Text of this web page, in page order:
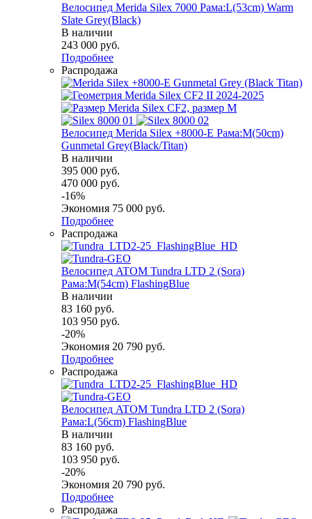
Велосипед Merida Silex 7000 Рама:L(53cm) Warm
Slate Grey(Black)
В наличии
243 000 руб.
Подробнее
Распродажа
Велосипед Merida Silex +8000-E Рама:M(50cm)
Gunmetal Grey(Black/Titan)
В наличии
395 000 руб.
470 000 руб.
-16%
Экономия 75 000 руб.
Подробнее
Распродажа
Велосипед ATOM Tundra LTD 2 (Sora)
Рама:M(54cm) FlashingBlue
В наличии
83 160 руб.
103 950 руб.
-20%
Экономия 20 790 руб.
Подробнее
Распродажа
Велосипед ATOM Tundra LTD 2 (Sora)
Рама:L(56cm) FlashingBlue
В наличии
83 160 руб.
103 950 руб.
-20%
Экономия 20 790 руб.
Подробнее
Распродажа